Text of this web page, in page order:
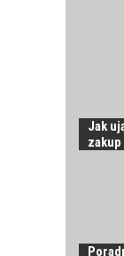
Jak